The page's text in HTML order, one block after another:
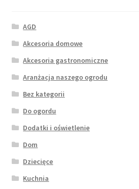
AGD
Akcesoria domowe
Akcesoria gastronomiczne
Aranżacja naszego ogrodu
Bez kategorii
Do ogordu
Dodatki i oświetlenie
Dom
Dziecięce
Kuchnia